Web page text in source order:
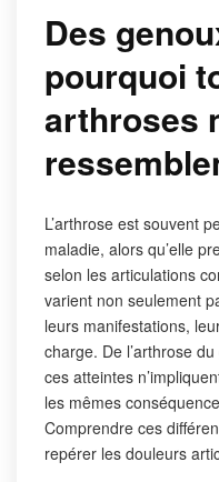
Des
pourquoi
arthroses
L’arthrose est souvent
maladie, alors qu’elle
selon les articulations
varient non seulement
leurs manifestations,
charge. De l’arthrose
ces atteintes
les mêmes
Comprendre ces
repérer les douleurs